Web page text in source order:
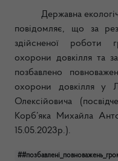
Державна екологічна
повідомляє, що за
здійсненої роботи
охорони довкілля та
позбавлено
охорони довкілля у
Олексійовича
Корб’яка Михайла
15.05.2023р.).